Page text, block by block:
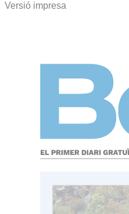
Versió impresa